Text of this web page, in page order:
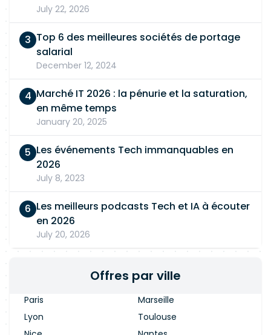
July 22, 2026
Top 6 des meilleures sociétés de portage
salarial
December 12, 2024
Marché IT 2026 : la pénurie et la saturation,
en même temps
January 20, 2025
Les événements Tech immanquables en
2026
July 8, 2023
Les meilleurs podcasts Tech et IA à écouter
en 2026
July 20, 2026
Offres par ville
Paris
Marseille
Lyon
Toulouse